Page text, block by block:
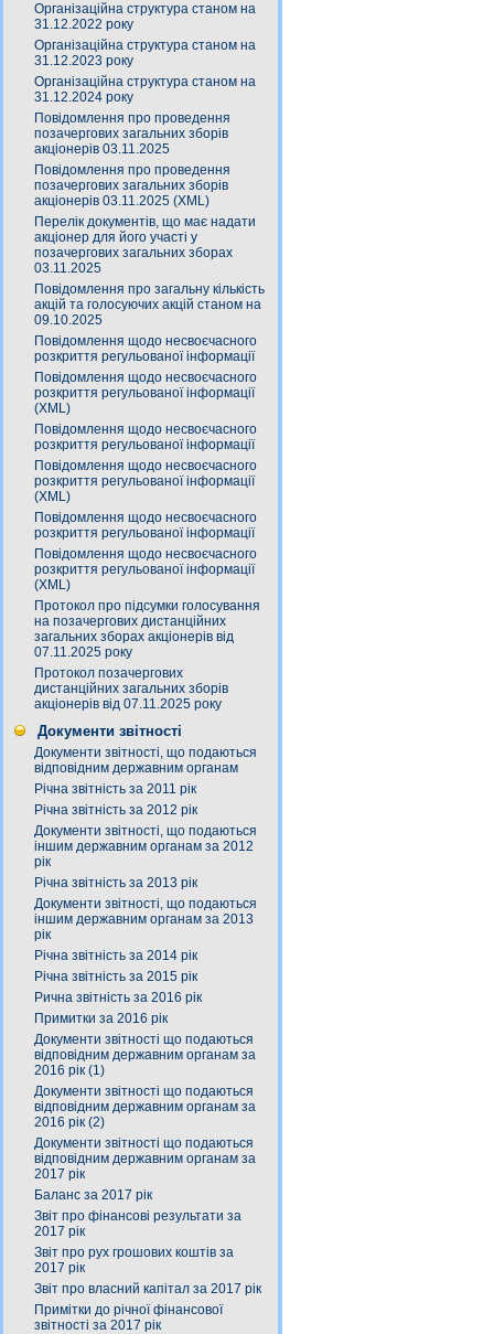
Організаційна структура станом на
31.12.2022 року
Організаційна структура станом на
31.12.2023 року
Організаційна структура станом на
31.12.2024 року
Повідомлення про проведення
позачергових загальних зборів
акціонерів 03.11.2025
Повідомлення про проведення
позачергових загальних зборів
акціонерів 03.11.2025 (XML)
Перелік документів, що має надати
акціонер для його участі у
позачергових загальних зборах
03.11.2025
Повідомлення про загальну кількість
акцій та голосуючих акцій станом на
09.10.2025
Повідомлення щодо несвоєчасного
розкриття регульованої інформації
Повідомлення щодо несвоєчасного
розкриття регульованої інформації
(XML)
Повідомлення щодо несвоєчасного
розкриття регульованої інформації
Повідомлення щодо несвоєчасного
розкриття регульованої інформації
(XML)
Повідомлення щодо несвоєчасного
розкриття регульованої інформації
Повідомлення щодо несвоєчасного
розкриття регульованої інформації
(XML)
Протокол про підсумки голосування
на позачергових дистанційних
загальних зборах акціонерів від
07.11.2025 року
Протокол позачергових
дистанційних загальних зборів
акціонерів від 07.11.2025 року
Документи звітності
Документи звітності, що подаються
відповідним державним органам
Річна звітність за 2011 рік
Річна звітність за 2012 рік
Документи звітності, що подаються
іншим державним органам за 2012
рік
Річна звітність за 2013 рік
Документи звітності, що подаються
іншим державним органам за 2013
рік
Річна звітність за 2014 рік
Річна звітність за 2015 рік
Рична звітність за 2016 рік
Примитки за 2016 рік
Документи звітності що подаються
відповідним державним органам за
2016 рік (1)
Документи звітності що подаються
відповідним державним органам за
2016 рік (2)
Документи звітності що подаються
відповідним державним органам за
2017 рік
Баланс за 2017 рік
Звіт про фінансові результати за
2017 рік
Звіт про рух грошових коштів за
2017 рік
Звіт про власний капітал за 2017 рік
Примітки до річної фінансової
звітності за 2017 рік